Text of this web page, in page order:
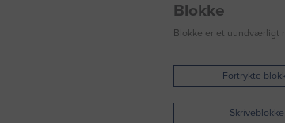
Blokke
Blokke er et uundværligt
Fortrykte
Skriveblokke